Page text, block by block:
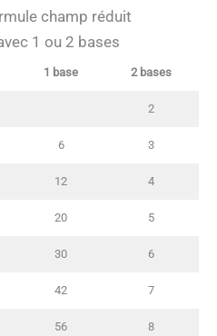
champ réduit
1 ou 2 bases
1 base 2 bases
2
6 3
12 4
20 5
30 6
42 7
56 8